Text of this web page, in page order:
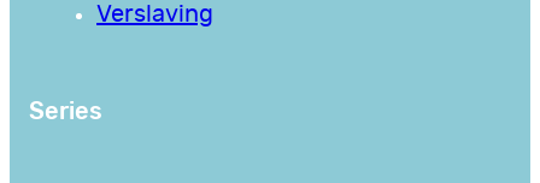
Verslaving
Series